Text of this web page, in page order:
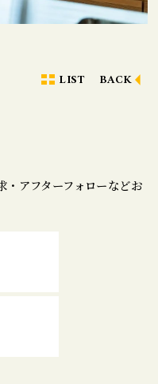
LIST BACK
・アフターフォローなどお